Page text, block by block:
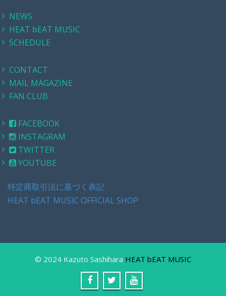
NEWS
HEAT bEAT MUSIC
SCHEDULE
CONTACT
MAIL MAGAZINE
FAN CLUB
FACEBOOK
INSTAGRAM
TWITTER
YOUTUBE
特定商取引法に基づく表記
HEAT bEAT MUSIC OFFICIAL SHOP
© 2024 Kazuto Sashihara HEAT bEAT MUSIC